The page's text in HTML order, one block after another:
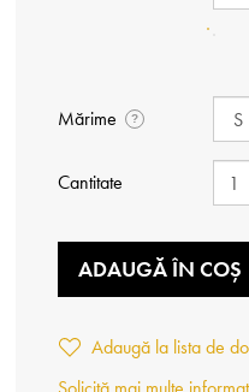
Mărime ?
Cantitate
ADAUGĂ ÎN COȘ
Adaugă la lista de